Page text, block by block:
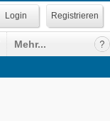
Registrieren
Mehr...